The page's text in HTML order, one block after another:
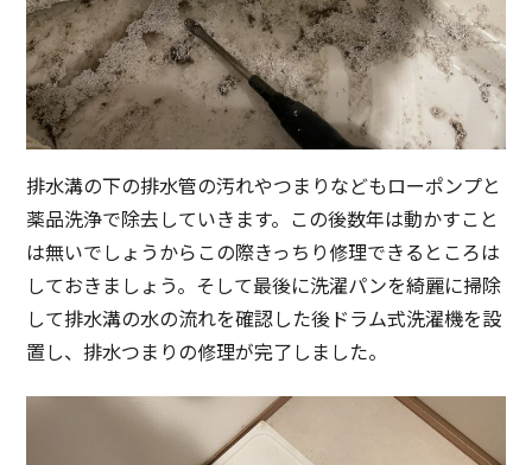
排水溝の下の排水管の汚れやつまりなどもローポンプと
薬品洗浄で除去していきます。この後数年は動かすこと
は無いでしょうからこの際きっちり修理できるところは
しておきましょう。そして最後に洗濯パンを綺麗に掃除
して排水溝の水の流れを確認した後ドラム式洗濯機を設
置し、排水つまりの修理が完了しました。